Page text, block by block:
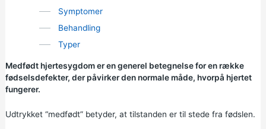
Symptomer
Behandling
Typer
Medfødt hjertesygdom er en generel betegnelse for en række
fødselsdefekter, der påvirker den normale måde, hvorpå hjertet
fungerer.
Udtrykket “medfødt” betyder, at tilstanden er til stede fra fødslen.